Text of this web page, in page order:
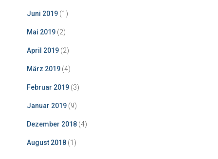
Juni 2019 (1)
Mai 2019 (2)
April 2019 (2)
März 2019 (4)
Februar 2019 (3)
Januar 2019 (9)
Dezember 2018 (4)
August 2018 (1)